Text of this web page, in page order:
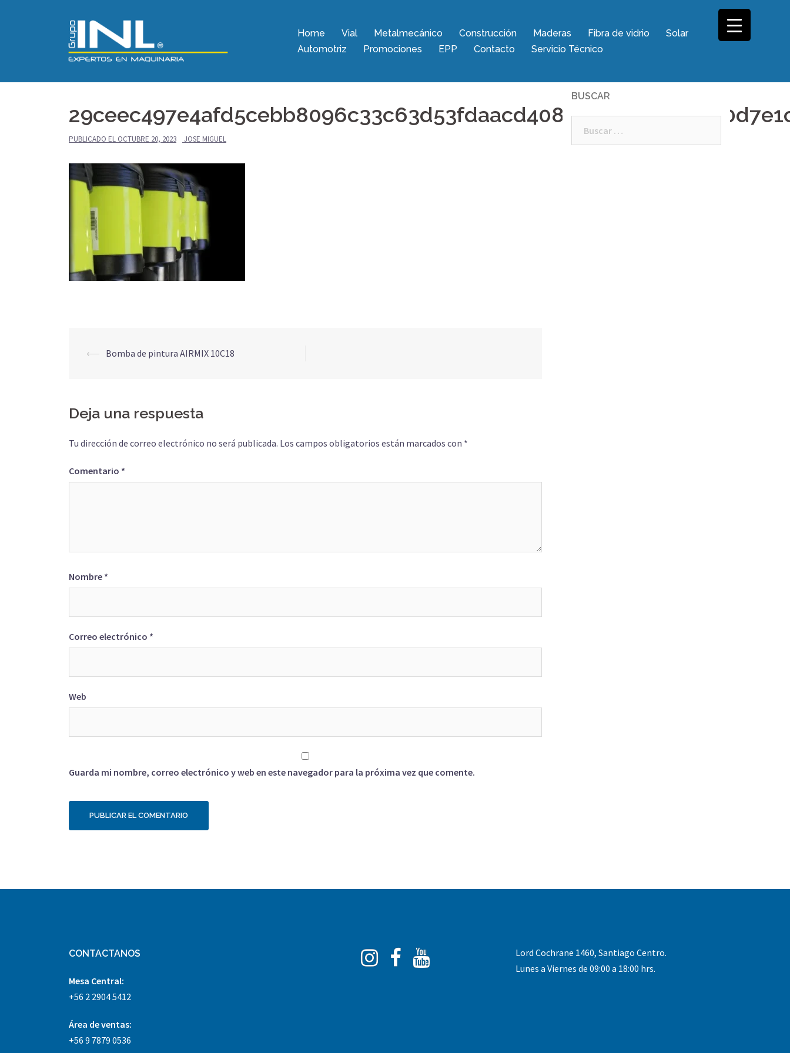
Home Vial Metalmecánico Construcción Maderas Fibra de vidrio
Solar
Automotriz
Promociones EPP Contacto Servicio Técnico
PUBLICADO EL OCTUBRE 20, 2023 JOSE MIGUEL
Navegación
⟵ Bomba de pintura AIRMIX 10C18
Deja una respuesta
Tu dirección de correo electrónico no será publicada. Los campos obligatorios están marcados con *
Comentario *
Nombre *
Correo electrónico *
Web
Guarda mi nombre, correo electrónico y web en este navegador para la próxima vez que comente.
BUSCAR
CONTACTANOS
Mesa Central:
+56 2 2904 5412
Área de ventas:
+56 9 7879 0536
Instagram
Facebook
Tube
Lord Cochrane 1460, Santiago Centro.
Lunes a Viernes de 09:00 a 18:00 hrs.